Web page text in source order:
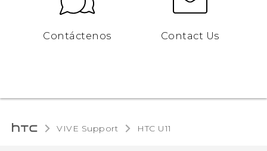
Contáctenos Contact Us
VIVE Support HTC U11‎